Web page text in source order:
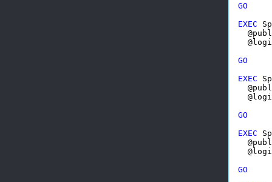
GO
EXEC
GO
EXEC
GO
EXEC
GO